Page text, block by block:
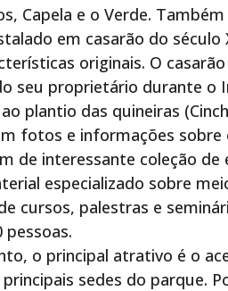
Capela e o Verde.
em casarão do século
originais. O
seu proprietário durante o
plantio das quineiras
fotos e informações
de interessante coleção
especializado sobre
cursos, palestras e
pessoas.
o principal atrativo é o
sedes do parque.